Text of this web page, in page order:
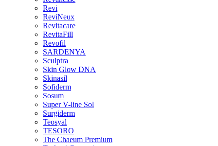
Revi
ReviNeux
Revitacare
RevitaFill
Revofil
SARDENYA
Sculptra
Skin Glow DNA
Skinasil
Sofiderm
Sosum
Super V-line Sol
Surgiderm
Teosyal
TESORO
The Chaeum Premium